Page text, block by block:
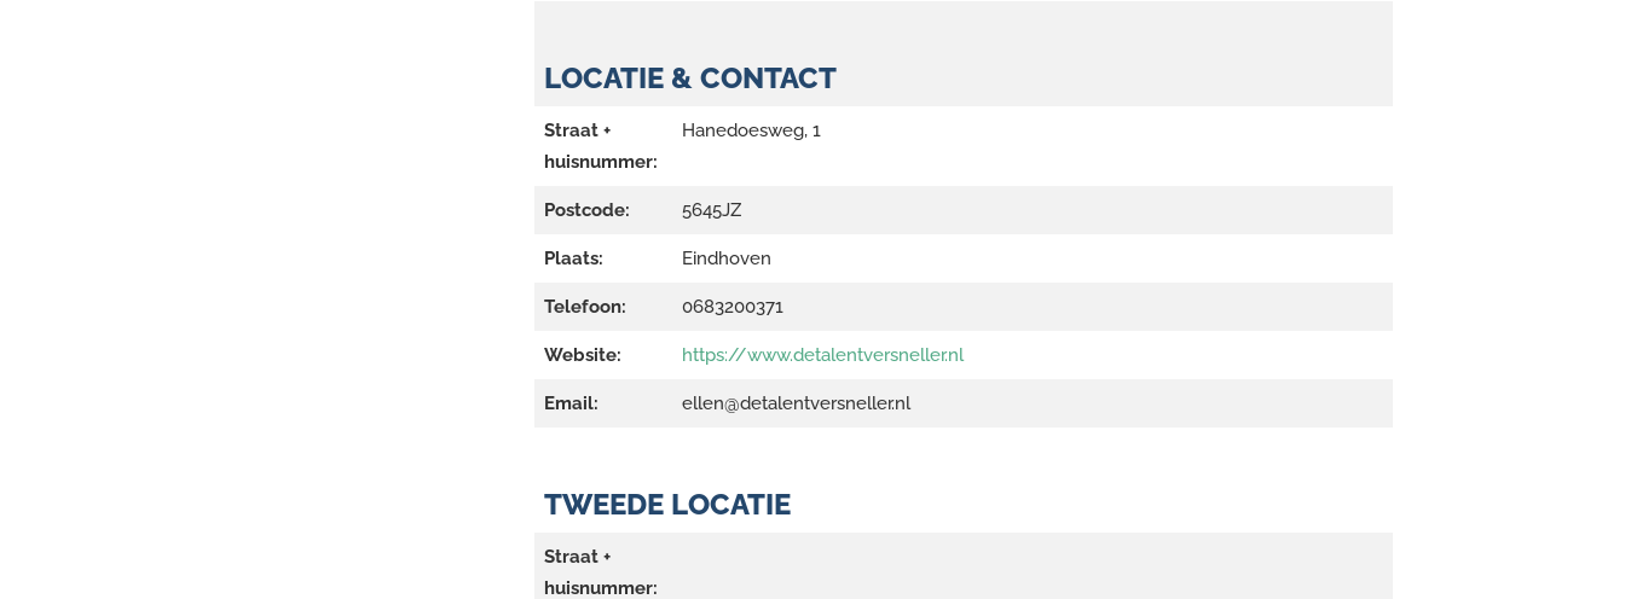
LOCATIE & CONTACT
Straat +
huisnummer:
Hanedoesweg, 1
Postcode: 5645JZ
Plaats: Eindhoven
Telefoon: 0683200371
Website: https://www.detalentversneller.nl
Email: ellen@detalentversneller.nl
TWEEDE LOCATIE
Straat +
huisnummer: